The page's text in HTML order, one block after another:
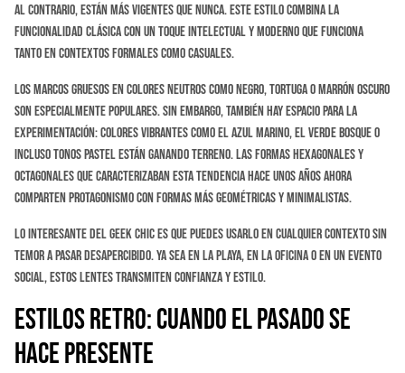
al contrario, están más vigentes que nunca. Este estilo combina la
funcionalidad clásica con un toque intelectual y moderno que funciona
tanto en contextos formales como casuales.
Los marcos gruesos en colores neutros como negro, tortuga o marrón oscuro
son especialmente populares. Sin embargo, también hay espacio para la
experimentación: colores vibrantes como el azul marino, el verde bosque o
incluso tonos pastel están ganando terreno. Las formas hexagonales y
octagonales que caracterizaban esta tendencia hace unos años ahora
comparten protagonismo con formas más geométricas y minimalistas.
Lo interesante del geek chic es que puedes usarlo en cualquier contexto sin
temor a pasar desapercibido. Ya sea en la playa, en la oficina o en un evento
social, estos lentes transmiten confianza y estilo.
Estilos Retro: Cuando el Pasado se
Hace Presente